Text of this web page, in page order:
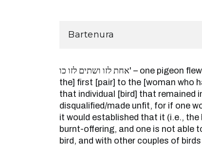
Bartenura
אחת לזו ושתים לזו כו' – one pigeon flew off from the [woman with
the] first [pair] to the [woman who
that individual [bird] that remained
disqualified/made unfit, for if one
it would established that it (i.e.,
burnt-offering, and one is not able
bird, and with other couples of